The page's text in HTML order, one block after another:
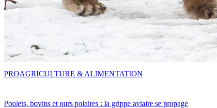
Poulets, bovins et ours polaires : la grippe aviaire se propage
PROAGRICULTURE & ALIMENTATION